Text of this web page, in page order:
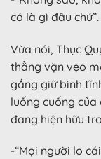
có là gì đâu chứ”.
Vừa nói, Thục
thẳng vặn vẹo
gắng giữ bình
luống cuống
đang hiện hữu
-“Mọi người lo